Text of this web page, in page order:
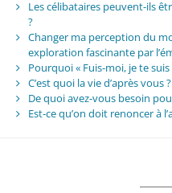
Les célibataires peuvent-ils
?
Changer ma perception du
exploration fascinante par
Pourquoi « Fuis-moi, je te
C’est quoi la vie d’après vous ?
De quoi avez-vous besoin
Est-ce qu’on doit renoncer à